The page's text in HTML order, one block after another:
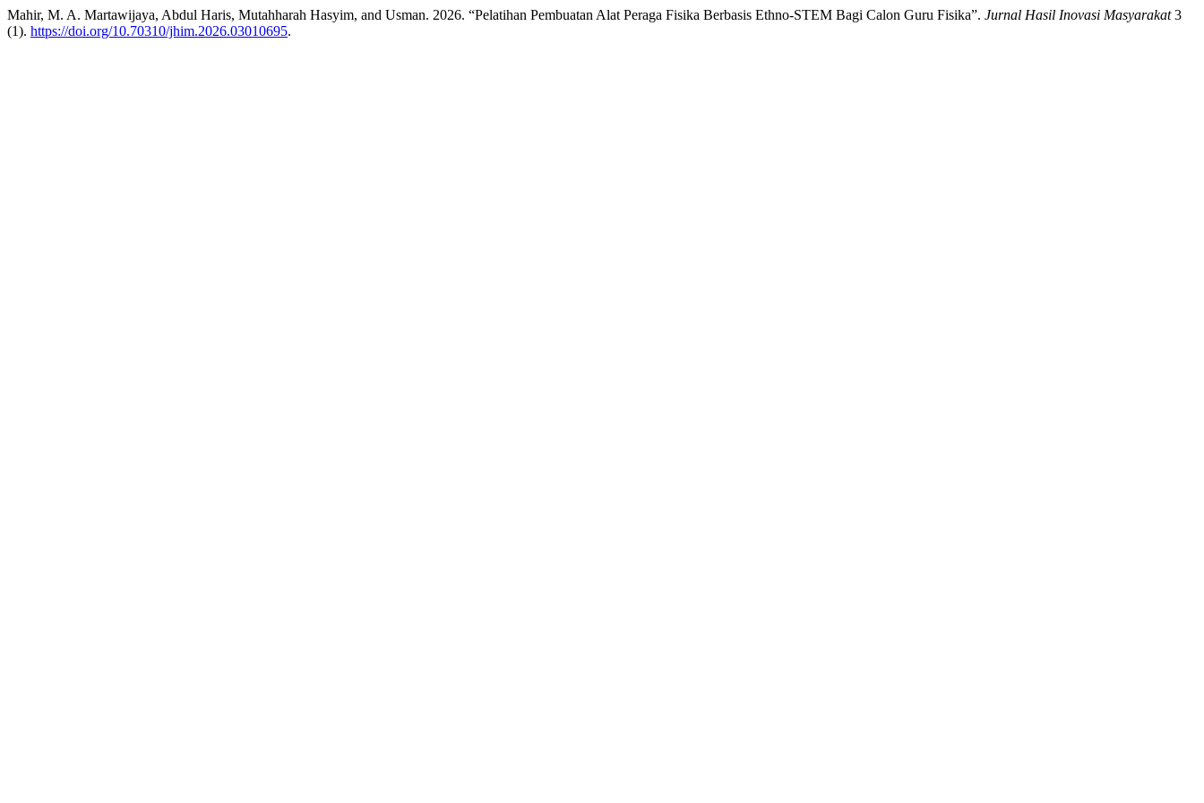
Mahir, M. A. Martawijaya, Abdul Haris, Mutahharah Hasyim, and Usman. 2026. “Pelatihan Pembuatan Alat Peraga Fisika Berbasis Ethno-STEM Bagi Calon Guru Fisika”. Jurnal Hasil Inovasi Masyarakat3
(1). https://doi.org/10.70310/jhim.2026.03010695.